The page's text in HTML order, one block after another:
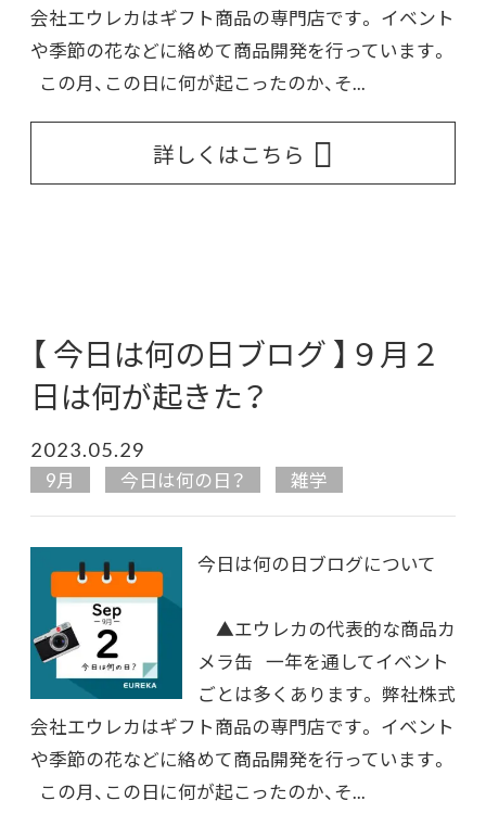
会社エウレカはギフト商品の専門店です。 イベント
や季節の花などに絡めて商品開発を行っています。
この月、この日に何が起こったのか、そ...
詳しくはこちら
【 今日は何の日ブログ 】９月２
日は何が起きた？
2023.05.29
9月 今日は何の日？ 雑学
今日は何の日ブログについて
▲エウレカの代表的な商品カ
メラ缶 一年を通してイベント
ごとは多くあります。 弊社株式
会社エウレカはギフト商品の専門店です。 イベント
や季節の花などに絡めて商品開発を行っています。
この月、この日に何が起こったのか、そ...